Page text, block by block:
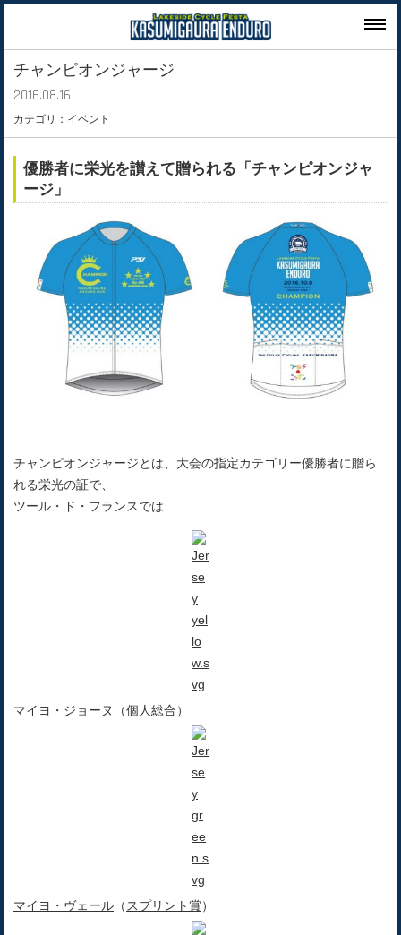
チャンピオンジャージ
2016.08.16
カテゴリ： イベント
優勝者に栄光を讃えて贈られる「チャンピオンジャ
ージ」
チャンピオンジャージとは、大会の指定カテゴリー優勝者に贈ら
れる栄光の証で、
ツール・ド・フランスでは
マイヨ・ジョーヌ （個人総合）
マイヨ・ヴェール （ スプリント賞）